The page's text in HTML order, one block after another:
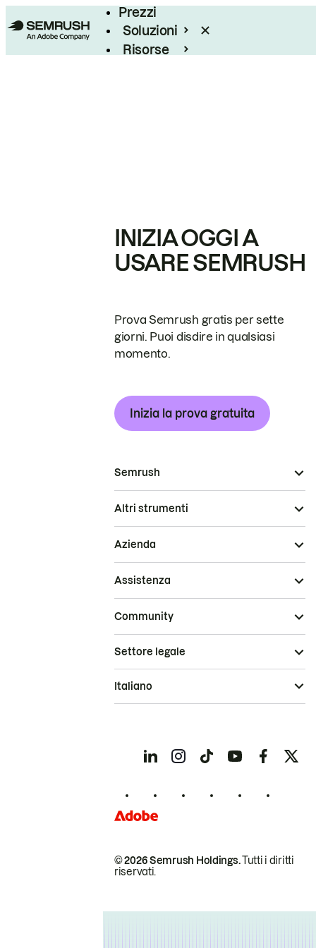
Prezzi
Soluzioni
Risorse
INIZIA OGGI A
USARE SEMRUSH
Prova Semrush gratis per sette
giorni. Puoi disdire in qualsiasi
momento.
Inizia la prova gratuita
Semrush
Altri strumenti
Azienda
Assistenza
Community
© 2026 Semrush Holdings.Tutti i diritti
riservati.
Settore legale
Italiano